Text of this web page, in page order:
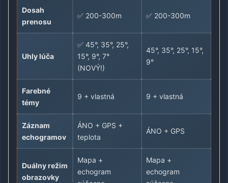
Dosah
prenosu
✅ 200-300m ✅ 200-300m
Uhly lúča
✅ 45°, 35°, 25°,
15°, 9°, 7°
(NOVÝ!)
45°, 35°, 25°, 15°,
9°
Farebné
témy
9 + vlastná 9 + vlastná
Záznam
echogramov
ÁNO + GPS +
teplota
ÁNO + GPS
Duálny režim
obrazovky
Mapa +
echogram
Mapa +
echogram